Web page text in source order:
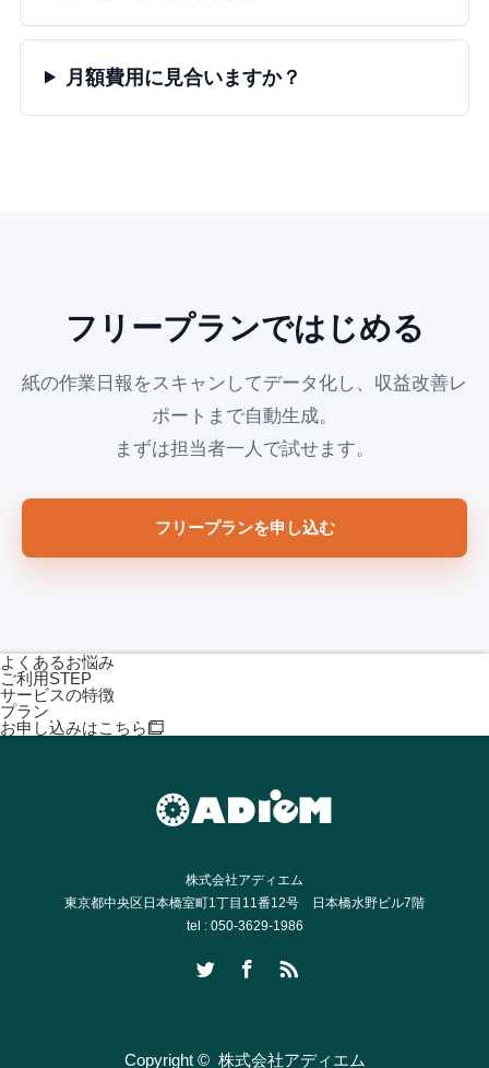
月額費用に見合いますか？
フリープランではじめる
紙の作業日報をスキャンしてデータ化し、収益改善レ
ポートまで自動生成。
まずは担当者一人で試せます。
フリープランを申し込む
よくあるお悩み
ご利用STEP
サービスの特徴
プラン
お申し込みはこちら
株式会社アディエム
東京都中央区日本橋室町1丁目11番12号 日本橋水野ビル7階
tel : 050-3629-1986
Copyright © 株式会社アディエム